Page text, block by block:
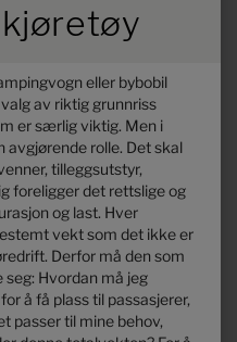
2 - 5
eller bybobil
av riktig grunnriss
er særlig viktig. Men i
avgjørende rolle. Det skal
tilleggsutstyr,
foreligger det rettslige og
og last. Hver
vekt som det ikke er
Derfor må den som
Hvordan må jeg
å få plass til passasjerer,
passer til mine behov,